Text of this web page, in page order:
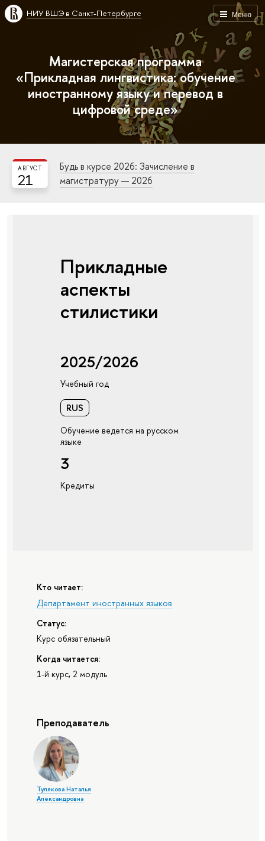
Меню
НИУ ВШЭ в Санкт-Петербурге
Магистерская программа
«Прикладная лингвистика: обучение
иностранному языку и перевод в
цифровой среде»
21
АВГУСТ
Будь в курсе 2026: Зачисление в
магистратуру — 2026
Прикладные
аспекты
стилистики
2025/2026
Учебный год
RUS
Обучение ведется на русском
языке
3
Кредиты
Кто читает:
Департамент иностранных языков
Статус:
Курс обязательный
Когда читается:
1-й курс, 2 модуль
Преподаватель
Тулякова Наталья
Александровна